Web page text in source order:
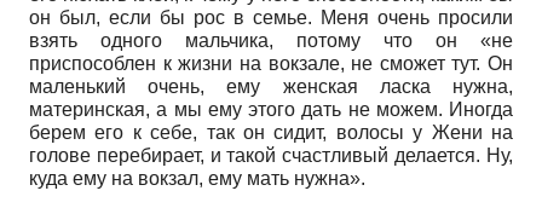
он был, если бы рос в семье. Меня очень просили
взять одного мальчика, потому что он «не
приспособлен к жизни на вокзале, не сможет тут. Он
маленький очень, ему женская ласка нужна,
материнская, а мы ему этого дать не можем. Иногда
берем его к себе, так он сидит, волосы у Жени на
голове перебирает, и такой счастливый делается. Ну,
куда ему на вокзал, ему мать нужна».